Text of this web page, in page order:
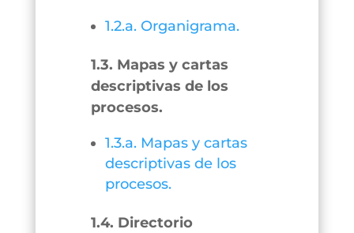
1.2.a. Organigrama.
1.3. Mapas y cartas
descriptivas de los
procesos.
1.3.a. Mapas y cartas
descriptivas de los
procesos.
1.4. Directorio